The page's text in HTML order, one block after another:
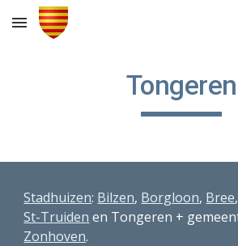
Skip to main content
Tongeren
Stadhuizen: Bilzen, Borgloon, Bree,
St-Truiden
Zonhoven.